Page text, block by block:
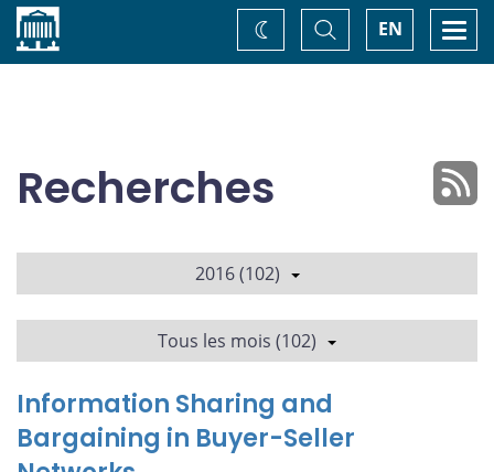
Accueil EN
Basculer
la
recherche
Changez
de
Recherches
2016 (102)
Tous les mois (102)
Information Sharing and
Bargaining in Buyer-Seller